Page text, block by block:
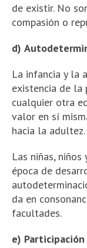
de existir. No
compasión o
d)
La infancia y la
existencia de la
cualquier otra
valor en sí
hacia la adultez.
Las niñas,
época de
da en
facultades.
e) Participación